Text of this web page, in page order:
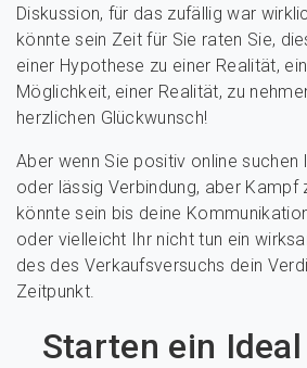
Diskussion, für das zufällig war
könnte sein Zeit für Sie raten Sie,
einer Hypothese zu einer Realität,
Möglichkeit, einer Realität, zu
herzlichen Glückwunsch!
Aber wenn Sie positiv online suchen
oder lässig Verbindung, aber Kampf
könnte sein bis deine
oder vielleicht Ihr nicht tun ein
des des Verkaufsversuchs dein
Zeitpunkt.
Starten ein